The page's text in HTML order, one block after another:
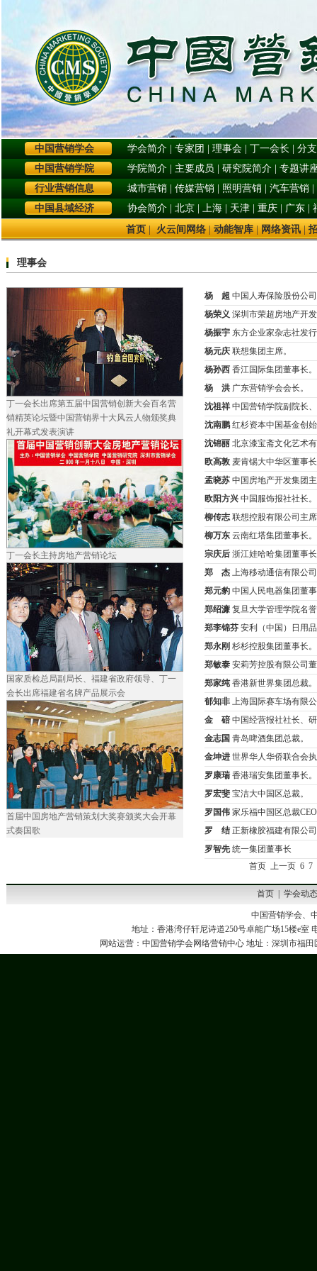
中国营销学会 学会简介 专家团 理事会 丁一会长
分
中国营销学院
学院简介 主要成员 研究院简介
专题讲
行业营销信息
城市营销 传媒营销 照明营销 汽车营销
中国县域经济
协会简介 北京 上海 天津 重庆 广东
首页| 火云间网络|动能智库|网络资讯|
理事会
丁一会长出席第五届中国营销创新大会百名营
销精英论坛暨中国营销界十大风云人物颁奖典
礼开幕式发表演讲
丁一会长主持房地产营销论坛
国家质检总局副局长、福建省政府领导、丁一
会长出席福建省名牌产品展示会
首届中国房地产营销策划大奖赛颁奖大会开幕
式奏国歌
杨 超 中国人寿保险股份公
杨荣义 深圳市荣超房地产开
杨振宇 东方企业家杂志社发
杨元庆 联想集团主席。
杨孙西 香江国际集团董事长。
杨 洪 广东营销学会会长。
沈祖祥 中国营销学院副院长
沈南鹏 红杉资本中国基金创
沈锦丽 北京漆宝斋文化艺术
欧高敦 麦肯锡大中华区董事
孟晓苏 中国房地产开发集团
欧阳方兴 中国服饰报社社长。
柳传志 联想控股有限公司主
柳万东 云南红塔集团董事长。
宗庆后 浙江娃哈哈集团董事
郑 杰 上海移动通信有限公
郑元豹 中国人民电器集团董
郑绍濂 复旦大学管理学院名
郑李锦芬 安利（中国）日用
郑永刚 杉杉控股集团董事长。
郑敏泰 安莉芳控股有限公司
郑家纯香港新世界集团总裁。
郁知非 上海国际赛车场有限
金 碚 中国经营报社社长、
金志国 青岛啤酒集团总裁。
金坤进 世界华人华侨联合会
罗康瑞香港瑞安集团董事长。
罗宏斐 宝洁大中国区总裁。
罗国伟 家乐福中国区总裁
罗 结正新橡胶福建有限公
罗智先 统一集团董事长
首页 上一页 6 7
首页 学会动态
中国营销学会、
地址：香港湾仔轩尼诗道250号卓能广场15楼e室
网站运营： 中国营销学会网络营销中心地址：深圳市福田